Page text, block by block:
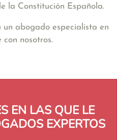
la Constitución Española.
un abogado especialista en
con nosotros.
EN LAS QUE LE
EXPERTOS